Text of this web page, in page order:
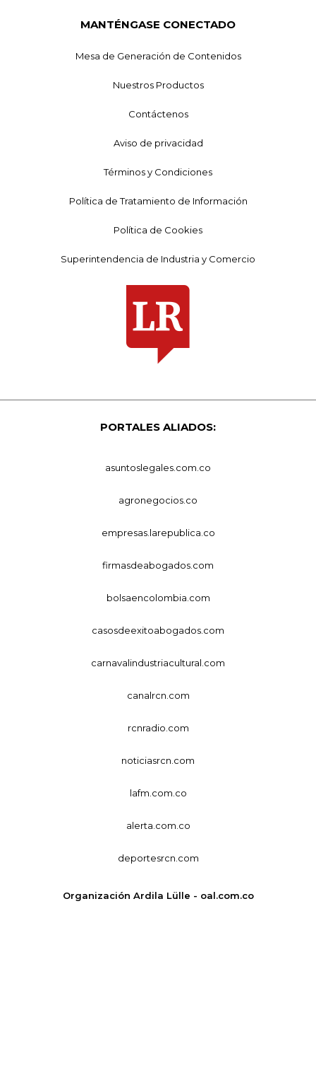
MANTÉNGASE CONECTADO
Mesa de Generación de Contenidos
Nuestros Productos
Contáctenos
Aviso de privacidad
Términos y Condiciones
Política de Tratamiento de Información
Política de Cookies
Superintendencia de Industria y Comercio
PORTALES ALIADOS:
asuntoslegales.com.co
agronegocios.co
empresas.larepublica.co
firmasdeabogados.com
bolsaencolombia.com
casosdeexitoabogados.com
carnavalindustriacultural.com
canalrcn.com
rcnradio.com
noticiasrcn.com
lafm.com.co
alerta.com.co
deportesrcn.com
Organización Ardila Lülle - oal.com.co